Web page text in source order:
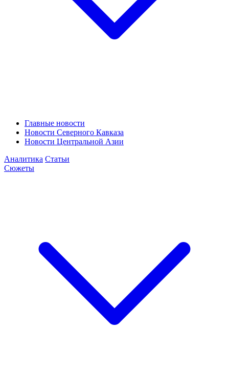
Главные новости
Новости Северного Кавказа
Новости Центральной Азии
Аналитика Статьи
Сюжеты